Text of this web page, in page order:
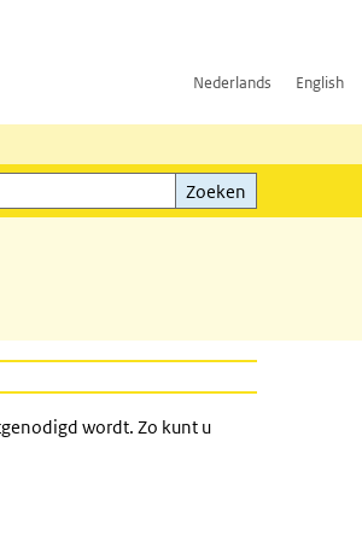
Nederlands English
Zoeken
wordt. Zo kunt u